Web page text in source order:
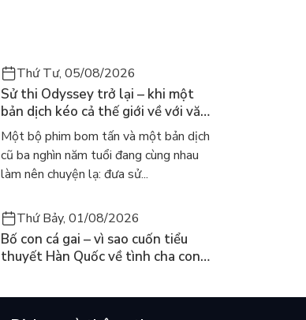
Thứ Tư, 05/08/2026
Sử thi Odyssey trở lại – khi một
bản dịch kéo cả thế giới về với văn
học kinh điển
Một bộ phim bom tấn và một bản dịch
cũ ba nghìn năm tuổi đang cùng nhau
làm nên chuyện lạ: đưa sử...
Thứ Bảy, 01/08/2026
Bố con cá gai – vì sao cuốn tiểu
thuyết Hàn Quốc về tình cha con